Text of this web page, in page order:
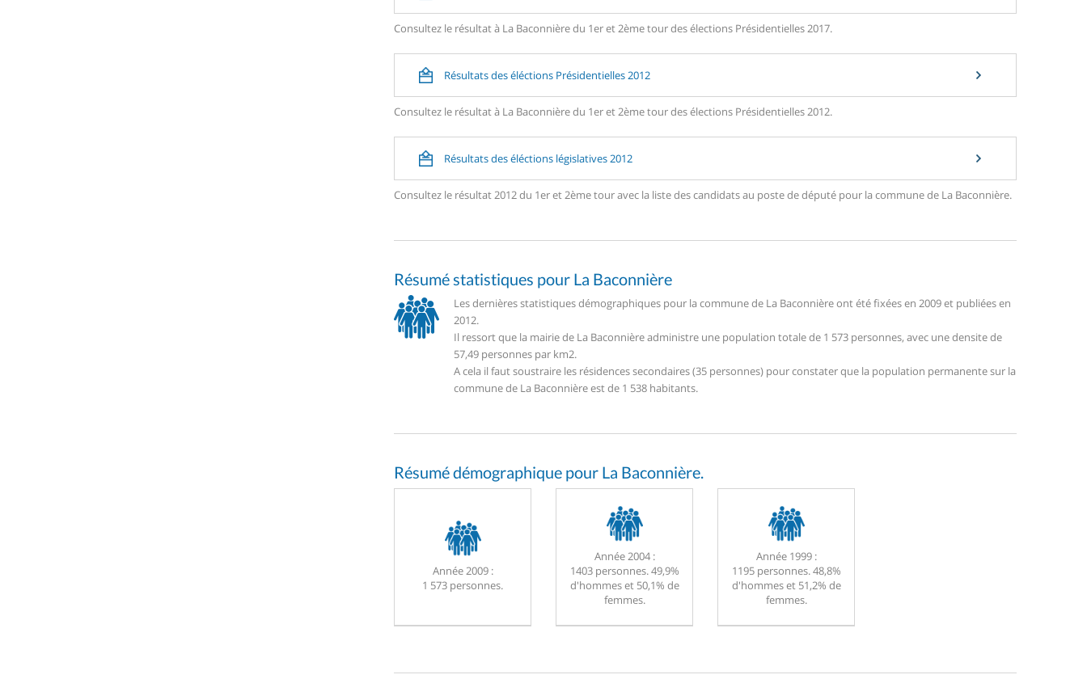
Consultez le résultat à La Baconnière du 1er et 2ème tour des élections Présidentielles 2017.
Résultats des éléctions Présidentielles 2012
Consultez le résultat à La Baconnière du 1er et 2ème tour des élections Présidentielles 2012.
Résultats des éléctions législatives 2012
Consultez le résultat 2012 du 1er et 2ème tour avec la liste des candidats au poste de député pour la commune de La Baconnière.
Résumé statistiques pour La Baconnière
Les dernières statistiques démographiques pour la commune de La Baconnière ont été fixées en 2009 et publiées en
2012.
Il ressort que la mairie de La Baconnière administre une population totale de 1 573 personnes, avec une densite de
57,49 personnes par km2.
A cela il faut soustraire les résidences secondaires (35 personnes) pour constater que la population permanente sur la
commune de La Baconnière est de 1 538 habitants.
Résumé démographique pour La Baconnière.
Année 2009 :
1 573 personnes.
Année 2004 :
1403 personnes. 49,9%
d'hommes et 50,1% de
femmes.
Année 1999 :
1195 personnes. 48,8%
d'hommes et 51,2% de
femmes.